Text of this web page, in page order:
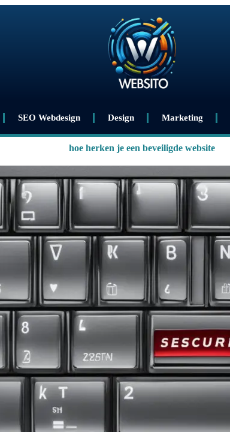
SEO Webdesign Design Marketing
hoe herken je een beveiligde website